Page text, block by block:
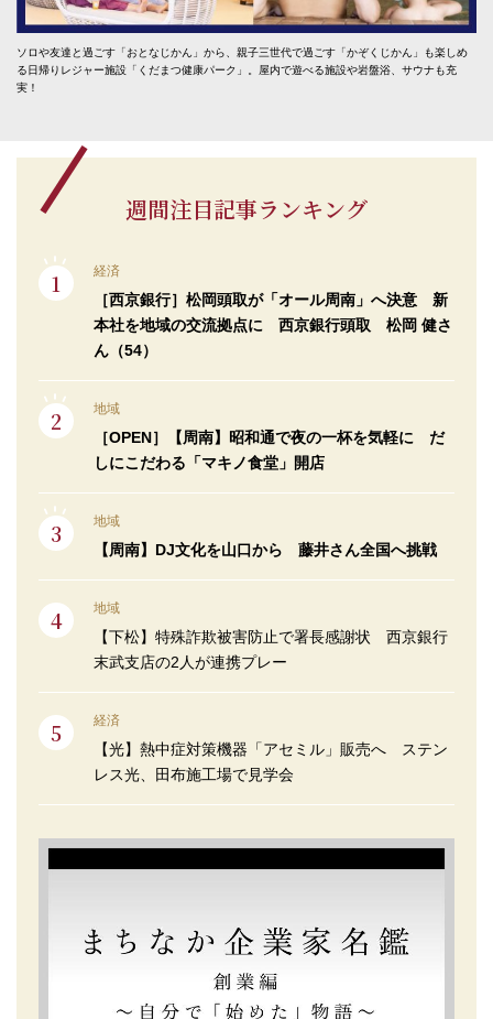
ソロや友達と過ごす「おとなじかん」から、親子三世代で過ごす「かぞくじかん」も楽しめ
る日帰りレジャー施設「くだまつ健康パーク」。屋内で遊べる施設や岩盤浴、サウナも充
実！
週間注目記事ランキング
経済
［西京銀行］松岡頭取が「オール周南」へ決意 新
本社を地域の交流拠点に 西京銀行頭取 松岡 健さ
ん（54）
地域
［OPEN］【周南】昭和通で夜の一杯を気軽に だ
しにこだわる「マキノ食堂」開店
地域
【周南】DJ文化を山口から 藤井さん全国へ挑戦
地域
【下松】特殊詐欺被害防止で署長感謝状 西京銀行
末武支店の2人が連携プレー
経済
【光】熱中症対策機器「アセミル」販売へ ステン
レス光、田布施工場で見学会